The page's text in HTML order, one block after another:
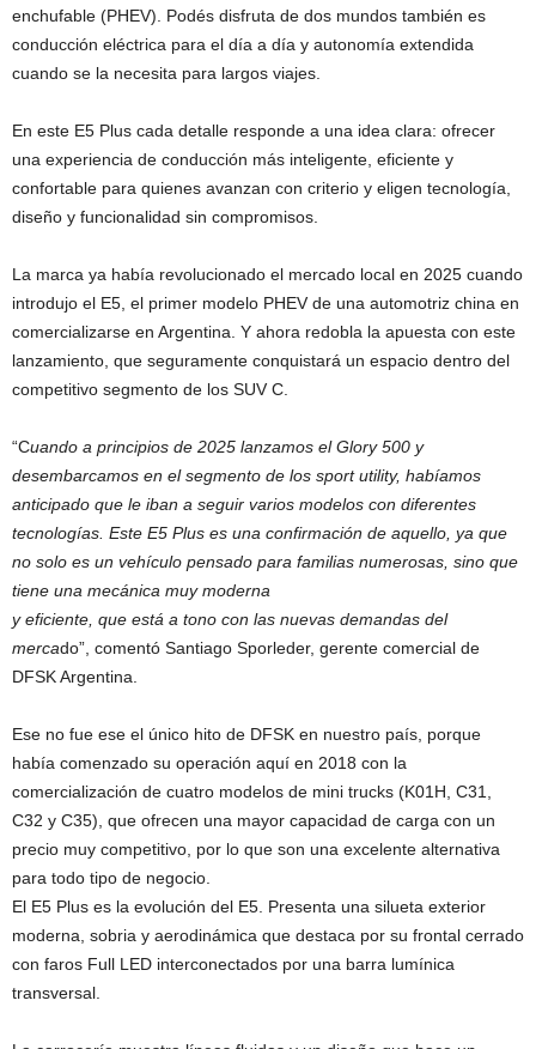
enchufable (PHEV). Podés disfruta de dos mundos también es
conducción eléctrica para el día a día y autonomía extendida
cuando se la necesita para largos viajes.
En este E5 Plus cada detalle responde a una idea clara: ofrecer
una experiencia de conducción más inteligente, eficiente y
confortable para quienes avanzan con criterio y eligen tecnología,
diseño y funcionalidad sin compromisos.
La marca ya había revolucionado el mercado local en 2025 cuando
introdujo el E5, el primer modelo PHEV de una automotriz china en
comercializarse en Argentina. Y ahora redobla la apuesta con este
lanzamiento, que seguramente conquistará un espacio dentro del
competitivo segmento de los SUV C.
“Cuando a principios de 2025 lanzamos el Glory 500 y
desembarcamos en el segmento de los sport utility, habíamos
anticipado que le iban a seguir varios modelos con diferentes
tecnologías. Este E5 Plus es una confirmación de aquello, ya que
no solo es un vehículo pensado para familias numerosas, sino que
tiene una mecánica muy moderna
y eficiente, que está a tono con las nuevas demandas del
mercado”, comentó Santiago Sporleder, gerente comercial de
DFSK Argentina.
Ese no fue ese el único hito de DFSK en nuestro país, porque
había comenzado su operación aquí en 2018 con la
comercialización de cuatro modelos de mini trucks (K01H, C31,
C32 y C35), que ofrecen una mayor capacidad de carga con un
precio muy competitivo, por lo que son una excelente alternativa
para todo tipo de negocio.
El E5 Plus es la evolución del E5. Presenta una silueta exterior
moderna, sobria y aerodinámica que destaca por su frontal cerrado
con faros Full LED interconectados por una barra lumínica
transversal.